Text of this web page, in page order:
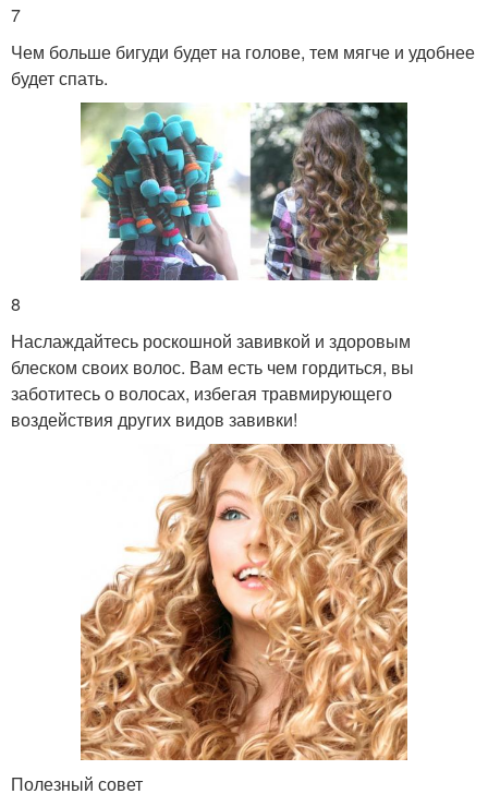
7
Чем больше бигуди будет на голове, тем мягче и удобнее
будет спать.
8
Наслаждайтесь роскошной завивкой и здоровым
блеском своих волос. Вам есть чем гордиться, вы
заботитесь о волосах, избегая травмирующего
воздействия других видов завивки!
Полезный совет